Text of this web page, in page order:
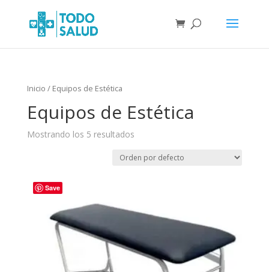
Inicio / Equipos de Estética
Equipos de Estética
Mostrando los 5 resultados
Save